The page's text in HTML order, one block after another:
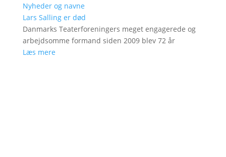
Nyheder og navne
Lars Salling er død
Danmarks Teaterforeningers meget engagerede og
arbejdsomme formand siden 2009 blev 72 år
Læs mere